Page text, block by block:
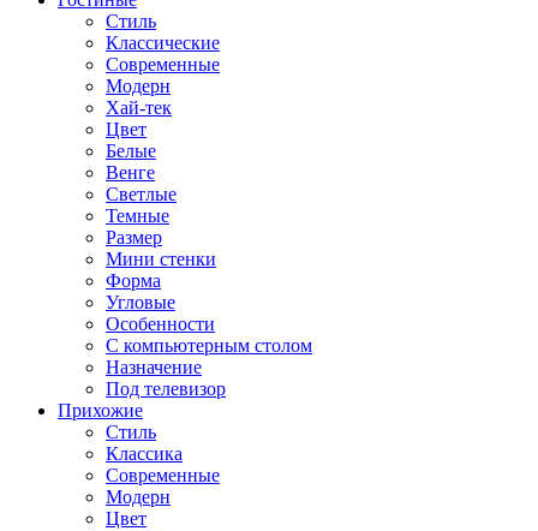
Стиль
Классические
Современные
Модерн
Хай-тек
Цвет
Белые
Венге
Светлые
Темные
Размер
Мини стенки
Форма
Угловые
Особенности
С компьютерным столом
Назначение
Под телевизор
Прихожие
Стиль
Классика
Современные
Модерн
Цвет